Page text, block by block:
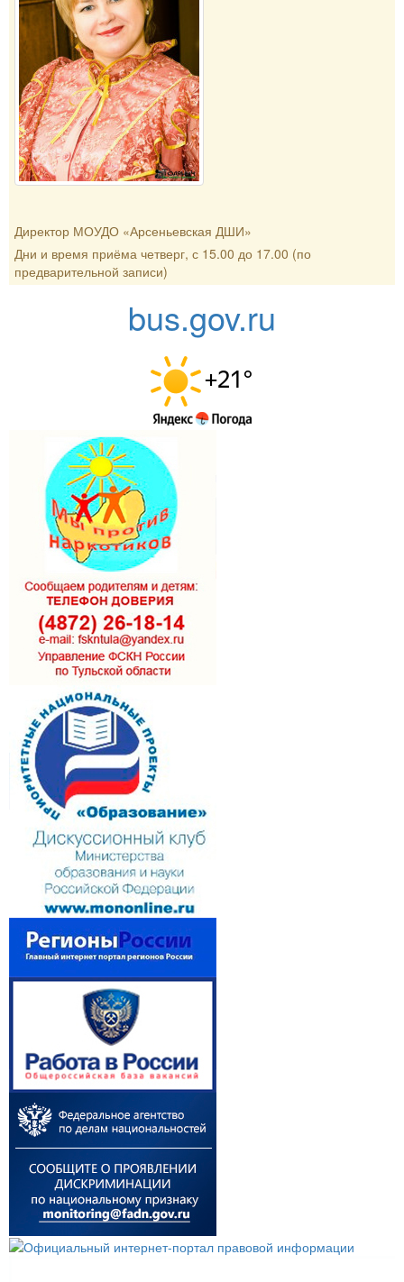
Директор МОУДО «Арсеньевская ДШИ»
Дни и время приёма четверг, с 15.00 до 17.00 (по
предварительной записи)
bus.gov.ru